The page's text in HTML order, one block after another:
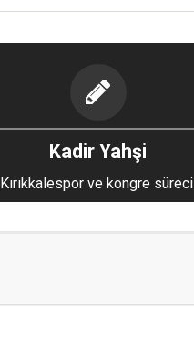
Kadir Yahşi
Kırıkkalespor ve kongre süreci